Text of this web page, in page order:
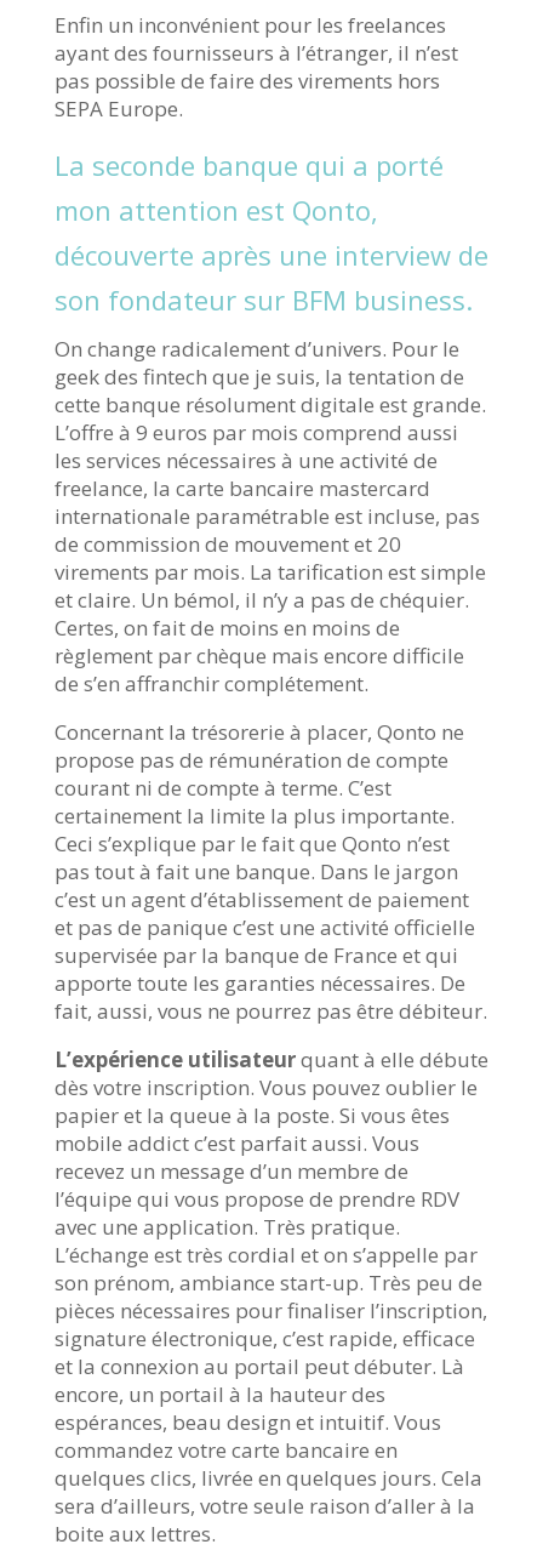
Enfin un inconvénient pour les freelances
ayant des fournisseurs à l’étranger, il n’est
pas possible de faire des virements hors
SEPA Europe.
La seconde banque qui a porté
mon attention est Qonto,
découverte après une interview de
son fondateur sur BFM business.
On change radicalement d’univers. Pour le
geek des fintech que je suis, la tentation de
cette banque résolument digitale est grande.
L’offre à 9 euros par mois comprend aussi
les services nécessaires à une activité de
freelance, la carte bancaire mastercard
internationale paramétrable est incluse, pas
de commission de mouvement et 20
virements par mois. La tarification est simple
et claire. Un bémol, il n’y a pas de chéquier.
Certes, on fait de moins en moins de
règlement par chèque mais encore difficile
de s’en affranchir complétement.
Concernant la trésorerie à placer, Qonto ne
propose pas de rémunération de compte
courant ni de compte à terme. C’est
certainement la limite la plus importante.
Ceci s’explique par le fait que Qonto n’est
pas tout à fait une banque. Dans le jargon
c’est un agent d’établissement de paiement
et pas de panique c’est une activité officielle
supervisée par la banque de France et qui
apporte toute les garanties nécessaires. De
fait, aussi, vous ne pourrez pas être débiteur.
L’expérience utilisateurquant à elle débute
dès votre inscription. Vous pouvez oublier le
papier et la queue à la poste. Si vous êtes
mobile addict c’est parfait aussi. Vous
recevez un message d’un membre de
l’équipe qui vous propose de prendre RDV
avec une application. Très pratique.
L’échange est très cordial et on s’appelle par
son prénom, ambiance start-up. Très peu de
pièces nécessaires pour finaliser l’inscription,
signature électronique, c’est rapide, efficace
et la connexion au portail peut débuter. Là
encore, un portail à la hauteur des
espérances, beau design et intuitif. Vous
commandez votre carte bancaire en
quelques clics, livrée en quelques jours. Cela
sera d’ailleurs, votre seule raison d’aller à la
boite aux lettres.